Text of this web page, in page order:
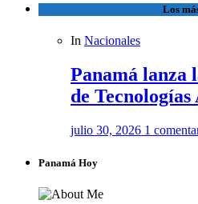
Los
In Nacionales
Panamá lanza
de Tecnologías
julio 30, 2026 1
Panamá Hoy